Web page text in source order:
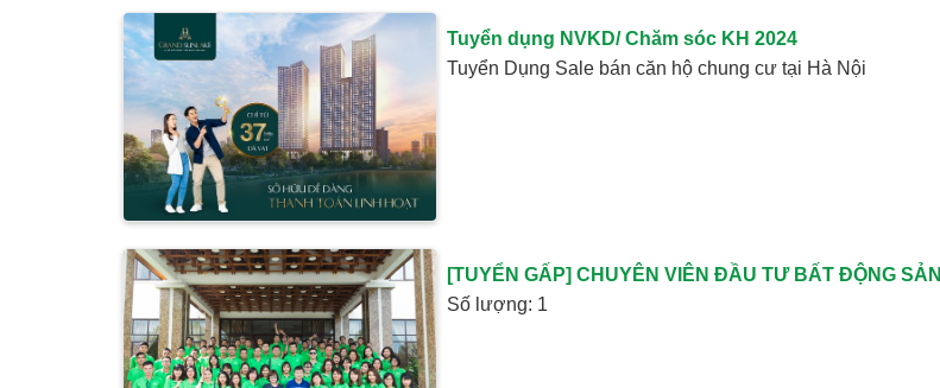
Tuyển dụng NVKD/ Chăm sóc KH 2024
Tuyển Dụng Sale bán căn hộ chung cư tại Hà Nội
[TUYỂN GẤP] CHUYÊN VIÊN ĐẦU TƯ BẤT ĐỘNG SẢN
Số lượng: 1